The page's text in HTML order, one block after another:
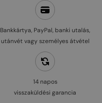
Bankkártya, PayPal, banki utalás,
utánvét vagy személyes átvétel
14 napos
visszaküldési garancia